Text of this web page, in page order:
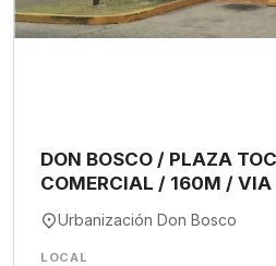
DON BOSCO / PLAZA
COMERCIAL / 160M / VIA
Urbanización Don Bosco
LOCAL